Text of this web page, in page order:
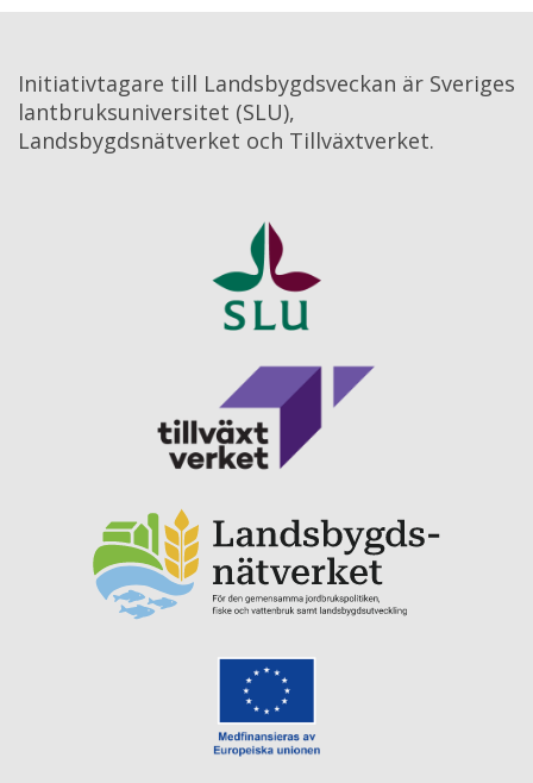
Initiativtagare till Landsbygdsveckan är Sveriges
lantbruksuniversitet (SLU),
Landsbygdsnätverket och Tillväxtverket.